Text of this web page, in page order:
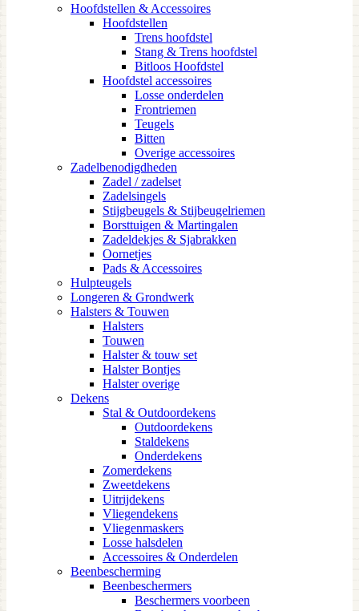
Hoofdstellen & Accessoires
Hoofdstellen
Trens hoofdstel
Stang & Trens hoofdstel
Bitloos Hoofdstel
Hoofdstel accessoires
Losse onderdelen
Frontriemen
Teugels
Bitten
Overige accessoires
Zadelbenodigdheden
Zadel / zadelset
Zadelsingels
Stijgbeugels & Stijbeugelriemen
Borsttuigen & Martingalen
Zadeldekjes & Sjabrakken
Oornetjes
Pads & Accessoires
Hulpteugels
Longeren & Grondwerk
Halsters & Touwen
Halsters
Touwen
Halster & touw set
Halster Bontjes
Halster overige
Dekens
Stal & Outdoordekens
Outdoordekens
Staldekens
Onderdekens
Zomerdekens
Zweetdekens
Uitrijdekens
Vliegendekens
Vliegenmaskers
Losse halsdelen
Accessoires & Onderdelen
Beenbescherming
Beenbeschermers
Beschermers voorbeen